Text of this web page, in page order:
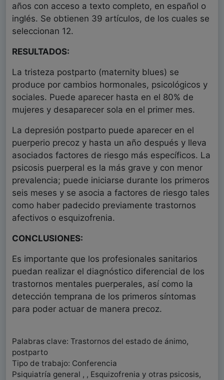
años con acceso a texto completo, en español o
inglés. Se obtienen 39 artículos, de los cuales se
seleccionan 12.
RESULTADOS:
La tristeza postparto (maternity blues) se
produce por cambios hormonales, psicológicos y
sociales. Puede aparecer hasta en el 80% de
mujeres y desaparecer sola en el primer mes.
La depresión postparto puede aparecer en el
puerperio precoz y hasta un año después y lleva
asociados factores de riesgo más específicos. La
psicosis puerperal es la más grave y con menor
prevalencia; puede iniciarse durante los primeros
seis meses y se asocia a factores de riesgo tales
como haber padecido previamente trastornos
afectivos o esquizofrenia.
CONCLUSIONES:
Es importante que los profesionales sanitarios
puedan realizar el diagnóstico diferencial de los
trastornos mentales puerperales, así como la
detección temprana de los primeros síntomas
para poder actuar de manera precoz.
Palabras clave: Trastornos del estado de ánimo,
postparto
Tipo de trabajo: Conferencia
Psiquiatría general , , Esquizofrenia y otras psicosis,